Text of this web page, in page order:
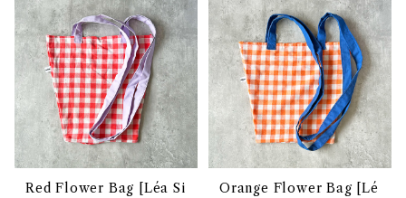
Red Flower Bag [Léa Si
Orange Flower Bag [Lé